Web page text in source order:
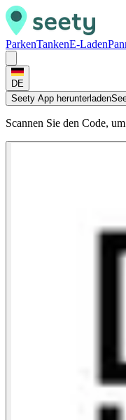
ParkenTankenE-Laden
DE
Seety App herunterladen
Scannen Sie den Code,